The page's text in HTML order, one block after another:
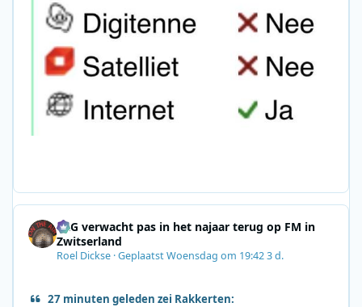
SRG verwacht pas in het najaar terug op FM in
Zwitserland
Roel Dickse ·GeplaatstWoensdag om 19:423 d.
27 minuten geleden zei Rakkerten: